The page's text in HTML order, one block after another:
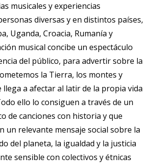
musicales y experiencias
diversas y en distintos países,
Uganda, Croacia, Rumanía y
musical concibe un espectáculo
del público, para advertir sobre la
la Tierra, los montes y
llega a afectar al latir de la propia vida
ello lo consiguen a través de un
de canciones con historia y que
un relevante mensaje social sobre la
del planeta, la igualdad y la justicia
sensible con colectivos y étnicas